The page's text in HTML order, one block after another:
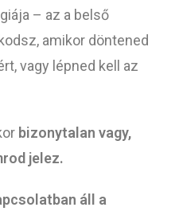
– az a belső
amikor döntened
vagy lépned kell az
bizonytalan vagy,
jelez.
áll a